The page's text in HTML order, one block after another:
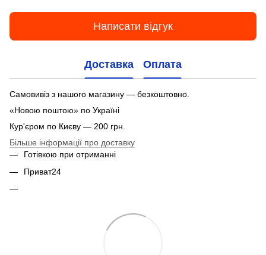
Написати відгук
Доставка Оплата
Самовивіз з нашого магазину — безкоштовно.
«Новою поштою» по Україні
Кур'єром по Києву — 200 грн.
Більше інформації про доставку
Готівкою при отриманні
Приват24